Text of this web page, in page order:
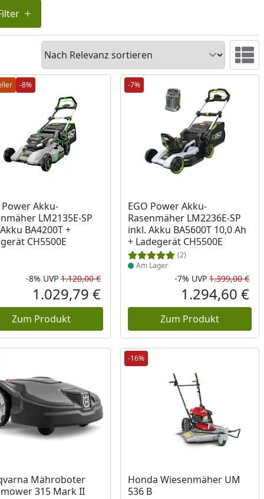
Sortieren
Preis
-8%
Power Akku-
LM2135E-SP
BA4200T +
CH5500E
Rabatt in Prozent
-8%
Ursprünglicher Preis
UVP 1.120,00 €
Aktueller Preis
1.029,79 €
Zum Produkt
-7%
EGO Power Akku-
Rasenmäher LM2236E-SP
inkl. Akku BA5600T 10,0 Ah
+ Ladegerät CH5500E
(2)
Produkt am Lager
Am Lager
-7% UVP 1.399,00 €
1.294,60 €
Zum Produkt
Mähroboter
315 Mark II
am Lager
-16%
Honda Wiesenmäher UM
536 B
Produkt am Lager